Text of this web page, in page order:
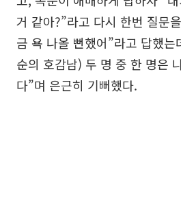
거 같아?”라고 다시 한번 질문
금 욕 나올 뻔했어”라고 답했
순의 호감남) 두 명 중 한 명은
다”며 은근히 기뻐했다.